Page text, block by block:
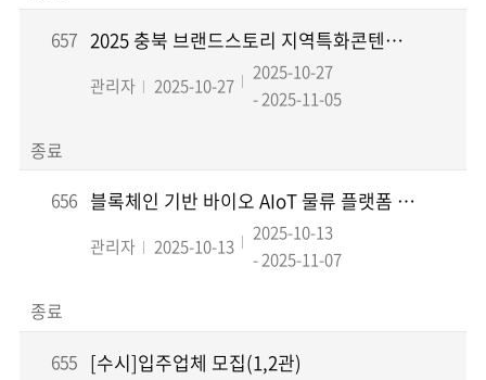
657
2025 충북 브랜드스토리 지역특화콘텐츠 마케팅지원사업 선정평가 결과
관리자 2025-10-27
2025-10-27
- 2025-11-05
종료
656
블록체인 기반 바이오 AIoT 물류 플랫폼 활용 교육 안내
관리자 2025-10-13
2025-10-13
- 2025-11-07
종료
655 [수시]입주업체 모집(1,2관)